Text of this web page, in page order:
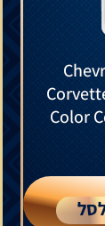
Color